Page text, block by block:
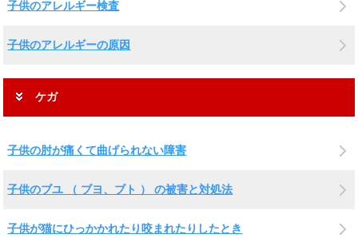
子供のアレルギー検査
子供のアレルギーの原因
ケガ
子供の肘が痛くて曲げられない障害
子供のブユ （ ブヨ、ブト ） の被害と対処法
子供が猫にひっかかれたり咬まれたりしたとき